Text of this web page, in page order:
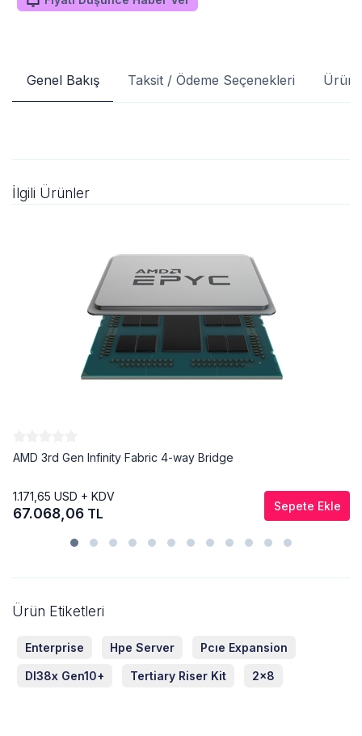
Genel Bakış Taksit / Ödeme Seçenekleri Ürün
İlgili Ürünler
AMD 3rd Gen Infinity Fabric 4-way Bridge
1.171,65 USD + KDV
67.068,06 TL Sepete Ekle
Ürün Etiketleri
Enterprise Hpe Server Pcıe Expansion
Dl38x Gen10+ Tertiary Riser Kit 2x8